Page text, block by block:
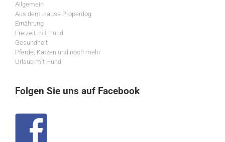
Allgemein
Aus dem Hause Properdog
Ernährung
Freizeit mit Hund
Gesundheit
Pferde, Katzen und noch mehr
Urlaub mit Hund
Folgen Sie uns auf Facebook